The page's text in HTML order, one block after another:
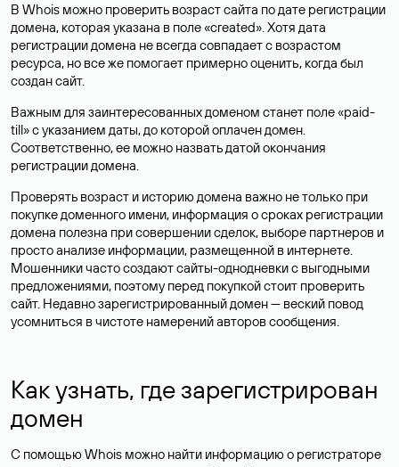
В Whois можно проверить возраст сайта по дате регистрации
домена, которая указана в поле «created». Хотя дата
регистрации домена не всегда совпадает с возрастом
ресурса, но все же помогает примерно оценить, когда был
создан сайт.
Важным для заинтересованных доменом станет поле «paid-
till» с указанием даты, до которой оплачен домен.
Соответственно, ее можно назвать датой окончания
регистрации домена.
Проверять возраст и историю домена важно не только при
покупке доменного имени, информация о сроках регистрации
домена полезна при совершении сделок, выборе партнеров и
просто анализе информации, размещенной в интернете.
Мошенники часто создают сайты-однодневки с выгодными
предложениями, поэтому перед покупкой стоит проверить
сайт. Недавно зарегистрированный домен — веский повод
усомниться в чистоте намерений авторов сообщения.
Как узнать, где зарегистрирован
домен
С помощью Whois можно найти информацию о регистраторе